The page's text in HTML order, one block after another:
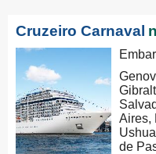
Cruzeiro Carnaval
Aires,
de